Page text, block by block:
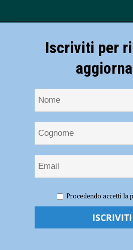
Thibault Rossard, Pierre Pujol e Renato
La Gas Sales presenta
Iscriviti per
Procedendo accetti la